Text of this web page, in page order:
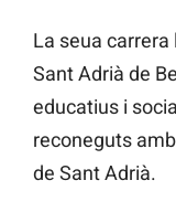
La seua carrera
Sant Adrià de
educatius i
reconeguts
de Sant Adrià.